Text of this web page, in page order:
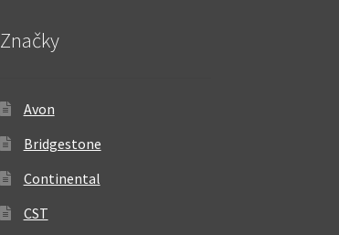
Značky
Avon
Bridgestone
Continental
CST